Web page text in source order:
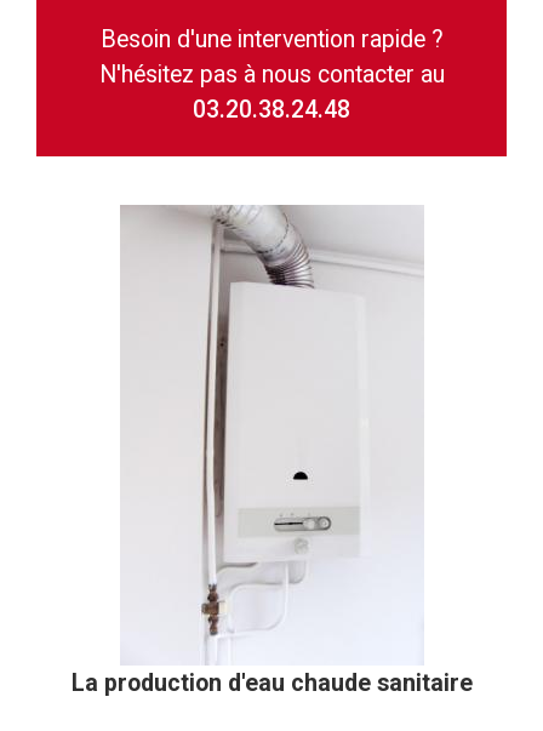
Besoin d'une intervention rapide ?
N'hésitez pas à nous contacter au
03.20.38.24.48
La production d'eau chaude sanitaire